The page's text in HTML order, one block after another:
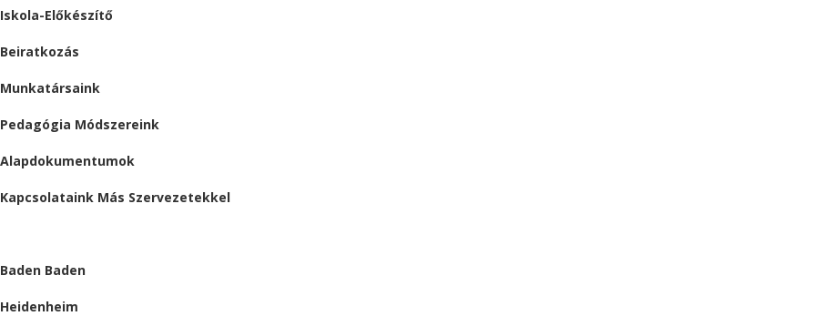
Iskola-Előkészítő
Beiratkozás
Munkatársaink
Pedagógia Módszereink
Alapdokumentumok
Kapcsolataink Más Szervezetekkel
Baden Baden
Heidenheim